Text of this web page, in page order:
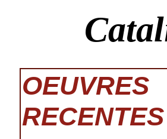
OEUVRES
RECENTES